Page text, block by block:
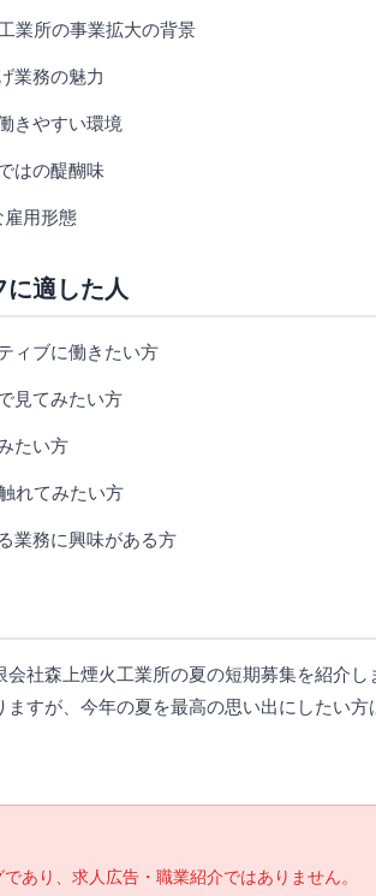
業所の事業拡大の背景
業務の魅力
きやすい環境
はの醍醐味
雇用形態
適した人
ィブに働きたい方
見てみたい方
たい方
れてみたい方
業務に興味がある方
社森上煙火工業所の夏の短期募集を紹介
すが、今年の夏を最高の思い出にしたい
あり、求人広告・職業紹介ではありません。